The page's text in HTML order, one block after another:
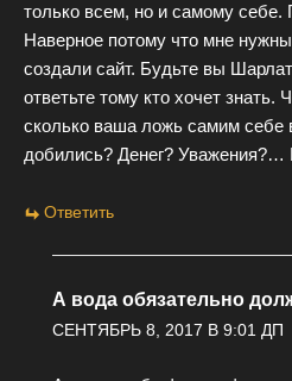
только всем, но и самому
Наверное потому что мне
создали сайт. Будьте вы
ответьте тому кто хочет
сколько ваша ложь самим себе
добились? Денег? Уважения?…
Ответить
А вода обязательно
СЕНТЯБРЬ 8, 2017 В 9:01 ДП